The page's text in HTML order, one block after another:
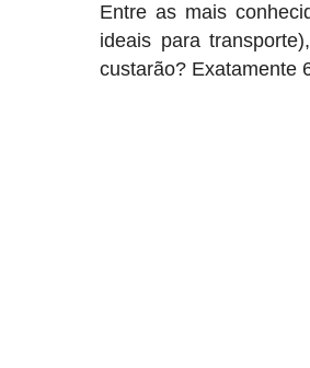
Entre as mais
ideais para transporte),
custarão? Exatamente